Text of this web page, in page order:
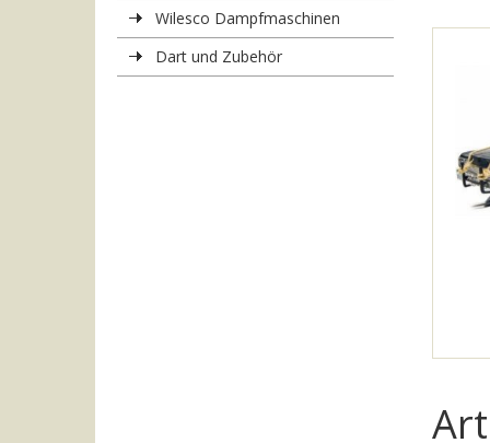
Wilesco Dampfmaschinen
Dart und Zubehör